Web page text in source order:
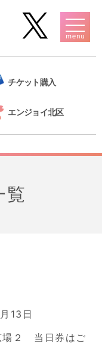
チケット購入
エンジョイ北区
覧
13日
場２ 当日券はご